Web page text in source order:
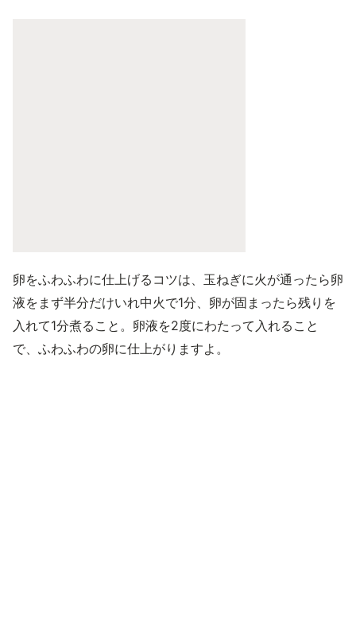
卵をふわふわに仕上げるコツは、玉ねぎに火が通ったら卵
液をまず半分だけいれ中火で1分、卵が固まったら残りを
入れて1分煮ること。卵液を2度にわたって入れること
で、ふわふわの卵に仕上がりますよ。